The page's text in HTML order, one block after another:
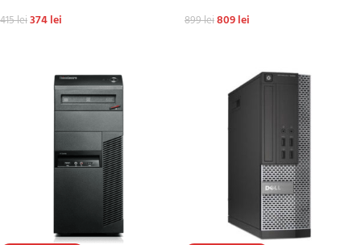
415lei374lei 899lei809lei